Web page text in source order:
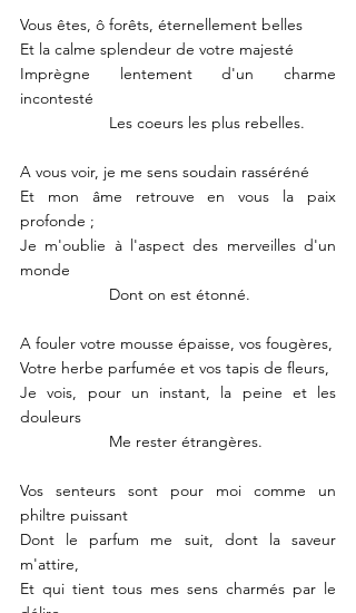
Vous êtes, ô forêts, éternellement belles
Et la calme splendeur de votre majesté
Imprègne lentement d'un charme
incontesté
		Les coeurs les plus rebelles.
A vous voir, je me sens soudain rasséréné
Et mon âme retrouve en vous la paix
profonde ;
Je m'oublie à l'aspect des merveilles d'un
monde
		Dont on est étonné.
A fouler votre mousse épaisse, vos fougères,
Votre herbe parfumée et vos tapis de fleurs,
Je vois, pour un instant, la peine et les
douleurs
		Me rester étrangères.
Vos senteurs sont pour moi comme un
philtre puissant
Dont le parfum me suit, dont la saveur
m'attire,
Et qui tient tous mes sens charmés par le